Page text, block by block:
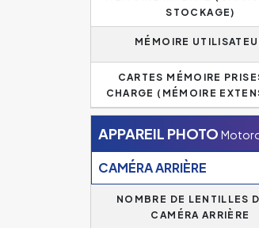
STOCKAGE)
MÉMOIRE
CARTES MÉMOIRE
CHARGE (MÉMOIRE
APPAREIL PHOTO
CAMÉRA ARRIÈRE
NOMBRE DE LENTILLES
CAMÉRA ARRIÈRE